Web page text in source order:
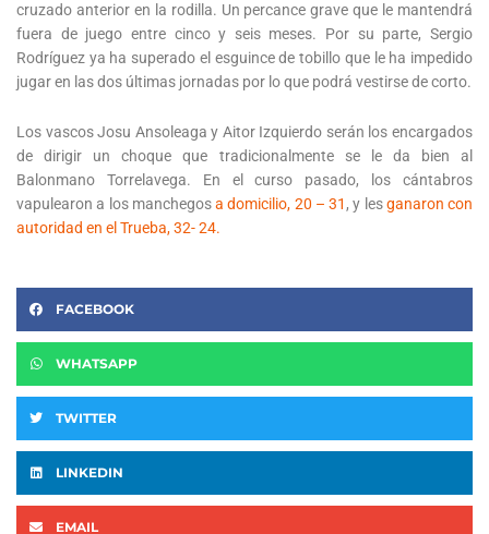
cruzado anterior en la rodilla. Un percance grave que le mantendrá
fuera de juego entre cinco y seis meses. Por su parte, Sergio
Rodríguez ya ha superado el esguince de tobillo que le ha impedido
jugar en las dos últimas jornadas por lo que podrá vestirse de corto.
Los vascos Josu Ansoleaga y Aitor Izquierdo serán los encargados
de dirigir un choque que tradicionalmente se le da bien al
Balonmano Torrelavega. En el curso pasado, los cántabros
vapulearon a los manchegosa domicilio, 20 – 31 , y lesganaron con
autoridad en el Trueba, 32- 24.
FACEBOOK
WHATSAPP
TWITTER
LINKEDIN
EMAIL